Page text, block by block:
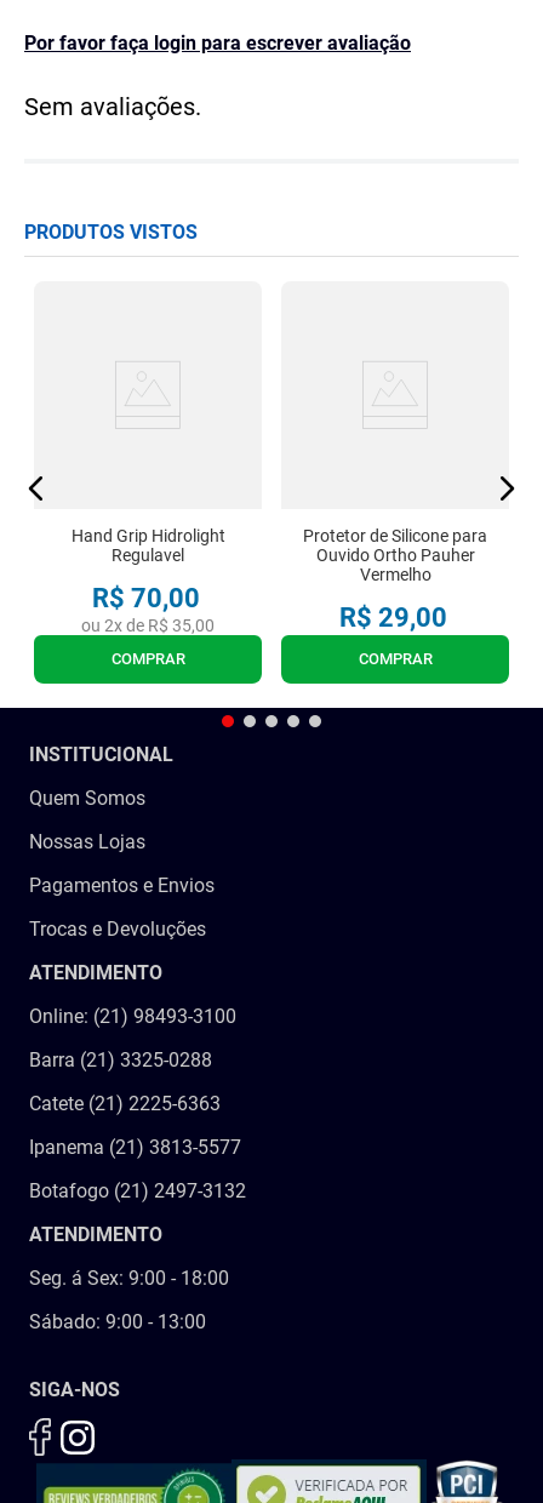
Por favor faça login para escrever avaliação
Sem avaliações.
PRODUTOS VISTOS
Hand Grip Hidrolight
Regulavel
R$ 70,00
ou 2x de R$ 35,00
COMPRAR
Protetor de Silicone para
Ouvido Ortho Pauher
Vermelho
R$ 29,00
COMPRAR
INSTITUCIONAL
Quem Somos
Nossas Lojas
Pagamentos e Envios
Trocas e Devoluções
ATENDIMENTO
Online: (21) 98493-3100
Barra (21) 3325-0288
Catete (21) 2225-6363
Ipanema (21) 3813-5577
Botafogo (21) 2497-3132
ATENDIMENTO
Seg. á Sex: 9:00 - 18:00
Sábado: 9:00 - 13:00
SIGA-NOS